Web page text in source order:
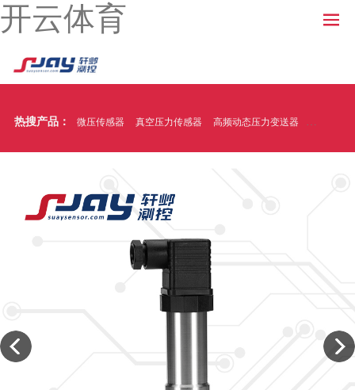
开云体育
热搜产品： 微压传感器 真空压力传感器 高频动态压力变送器 温压一体